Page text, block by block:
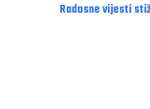
Radosne vijesti